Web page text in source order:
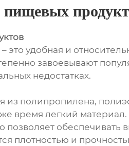
это удобная и
завоевывают
недостатках.
из полипропилена,
время легкий
позволяет
плотностью и